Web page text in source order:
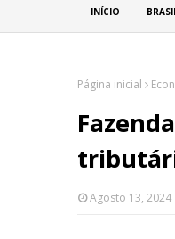
INÍCIO
Página inicial
Agosto 13, 2024